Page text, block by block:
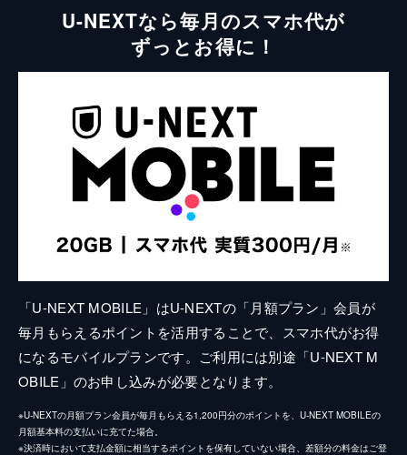
U-NEXTなら毎月のスマホ代が
ずっとお得に！
「U-NEXT MOBILE」はU-NEXTの「月額プラン」会員が
毎月もらえるポイントを活用することで、スマホ代がお得
になるモバイルプランです。ご利用には別途「U-NEXT M
OBILE」のお申し込みが必要となります。
※U-NEXTの月額プラン会員が毎月もらえる1,200円分のポイントを、U-NEXT MOBILEの
月額基本料の支払いに充てた場合。
※決済時において支払金額に相当するポイントを保有していない場合、差額分の料金はご登